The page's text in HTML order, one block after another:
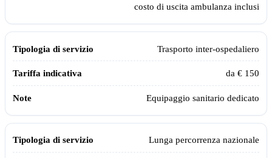
costo di uscita ambulanza inclusi
Trasporto inter-ospedaliero
da € 150
Equipaggio sanitario dedicato
Lunga percorrenza nazionale